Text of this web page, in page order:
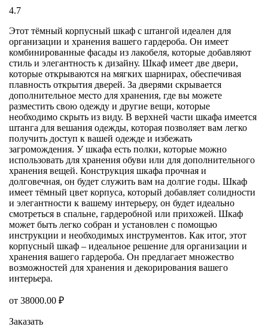
4.7
Этот тёмный корпусный шкаф с штангой идеален для
организации и хранения вашего гардероба. Он имеет
комбинированные фасады из лакобеля, которые добавляют
стиль и элегантность к дизайну. Шкаф имеет две двери,
которые открываются на мягких шарнирах, обеспечивая
плавность открытия дверей. За дверями скрывается
дополнительное место для хранения, где вы можете
разместить свою одежду и другие вещи, которые
необходимо скрыть из виду. В верхней части шкафа имеется
штанга для вешания одежды, которая позволяет вам легко
получить доступ к вашей одежде и избежать
загромождения. У шкафа есть полки, которые можно
использовать для хранения обуви или для дополнительного
хранения вещей. Конструкция шкафа прочная и
долговечная, он будет служить вам на долгие годы. Шкаф
имеет тёмный цвет корпуса, который добавляет солидности
и элегантности к вашему интерьеру, он будет идеально
смотреться в спальне, гардеробной или прихожей. Шкаф
может быть легко собран и установлен с помощью
инструкции и необходимых инструментов. Как итог, этот
корпусный шкаф – идеальное решение для организации и
хранения вашего гардероба. Он предлагает множество
возможностей для хранения и декорирования вашего
интерьера.
от 38000.00 ₽
Заказать